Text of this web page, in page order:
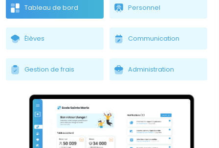
Tableau de bord Personnel
Élèves Communication
Gestion de frais Administration